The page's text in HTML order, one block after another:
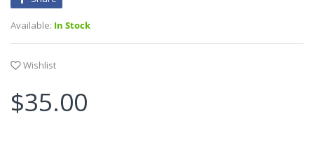
Available: In Stock
Wishlist
$35.00